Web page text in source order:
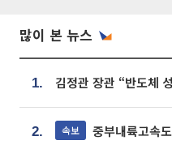
많이 본 뉴스
1.
2. 속보 중부내륙고속